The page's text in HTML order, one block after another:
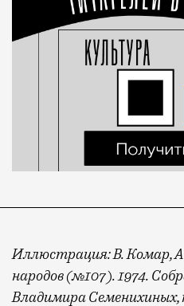
Иллюстрация: В. Комар,
народов (№107). 1974.
Владимира Семенихиных,